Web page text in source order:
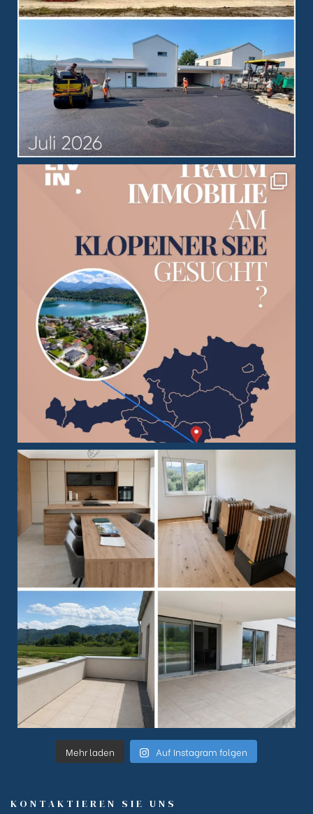
Mehr laden Auf Instagram folgen
KONTAKTIEREN SIE UNS